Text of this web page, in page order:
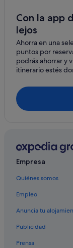
Hoteles
Hoteles con
Chalets en
Playa Senator
Torrevieja hoteles
Hoteles cerca de
Concepción
Apartoteles en
Hoteles
Hoteles cerca de
Con la app
lejos
Ahorra en una
puntos por
podrás ahorrar y
itinerario estés
Empresa
Quiénes somos
Empleo
Anuncia tu
Publicidad
Prensa